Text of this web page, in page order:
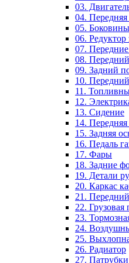
03.
04.
05. Боковины
06. Редуктор
07.
08.
09. Задний
10.
11.
12.
13. Сидение
14. Передняя
15. Задняя
16. Педаль
17. Фары
18. Задние
19. Детали
20. Каркас
21.
22. Грузовая
23.
24.
25.
26. Радиатор
27.